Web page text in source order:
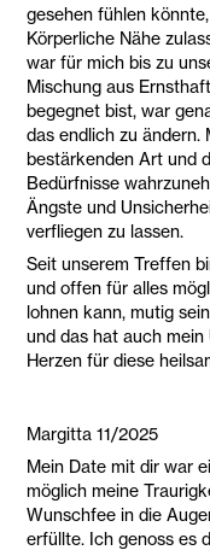
gesehen fühlen
Körperliche Nähe
war für mich bis zu
Mischung aus
begegnet bist, war
das endlich zu ändern.
bestärkenden Art und
Bedürfnisse
Ängste und
verfliegen zu lassen.
Seit unserem Treffen
und offen für alles
lohnen kann, mutig
und das hat auch
Herzen für diese
Margitta 11/2025
Mein Date mit dir war
möglich meine
Wunschfee in die
erfüllte. Ich genoss es